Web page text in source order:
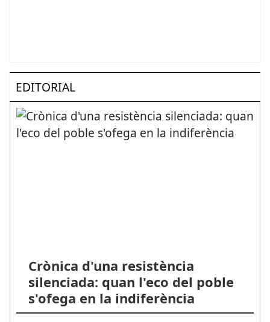
EDITORIAL
Crònica d'una resistència
silenciada: quan l'eco del poble
s'ofega en la indiferència